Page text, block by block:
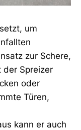
um
zur Schere,
Spreizer
oder
Türen,
kann er auch